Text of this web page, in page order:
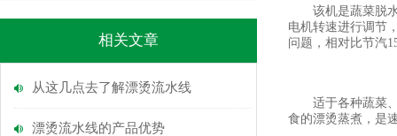
相关文章
从这几点去了解漂烫流水线
漂烫流水线的产品优势
该机是蔬菜脱水
电机转速进行调节
问题，相对比节汽
适于各种蔬菜、
食的漂烫蒸煮，是